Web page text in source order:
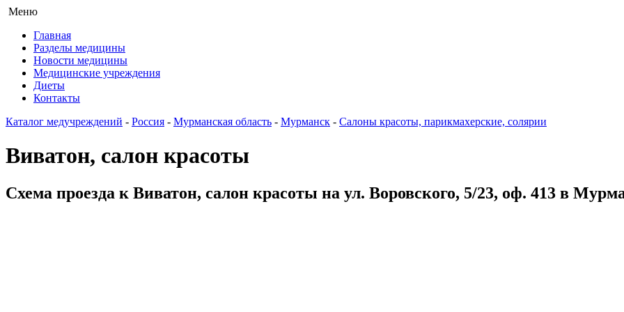
Меню
Главная
Разделы медицины
Новости медицины
Медицинские учреждения
Диеты
Контакты
Каталог медучреждений - Россия - Мурманская область - Мурманск - Салоны красоты, парикмахерские, солярии
Виватон, салон красоты
Схема проезда к Виватон, салон красоты на ул. Воровского, 5/23, оф. 413 в